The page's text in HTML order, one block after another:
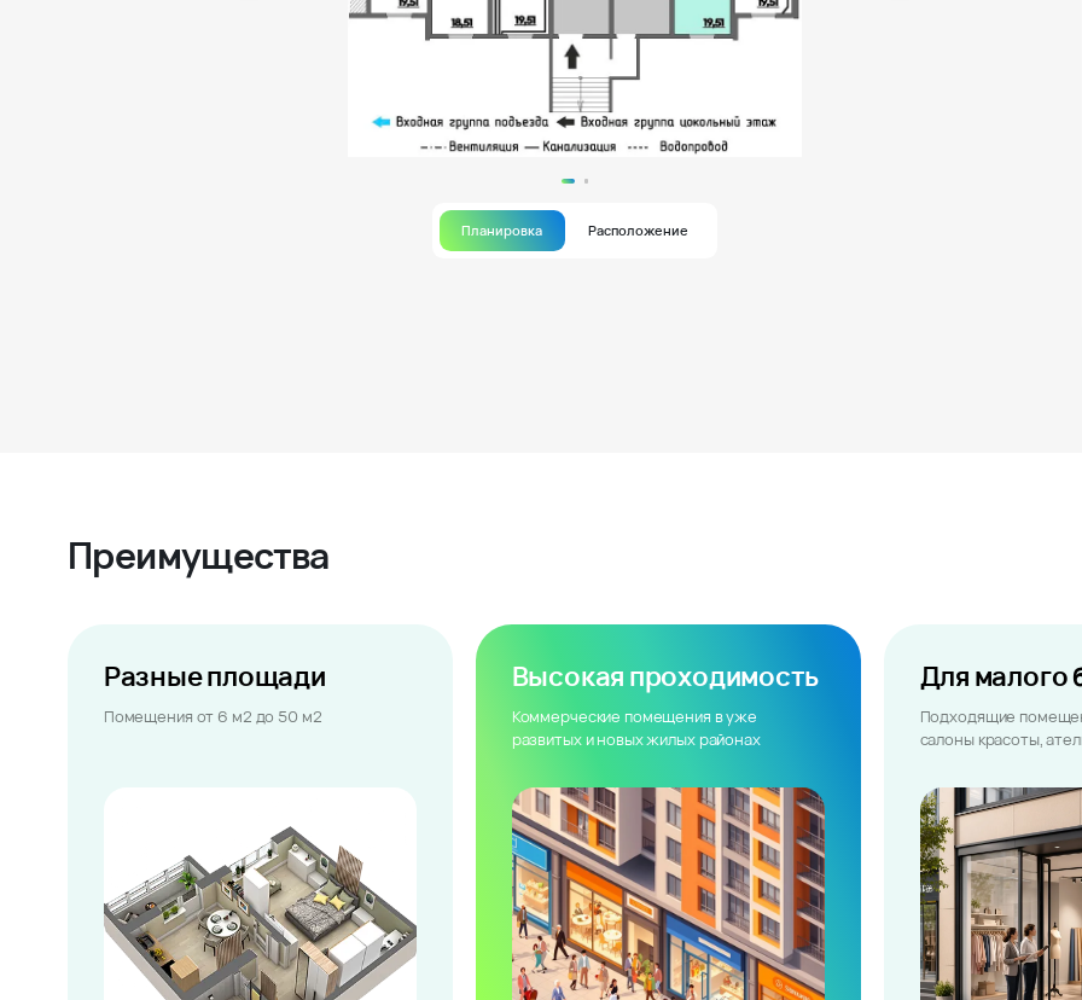
Планировка Расположение
Преимущества
Разные площади
Помещения от 6 м2 до 50 м2
Высокая проходимость
Коммерческие помещения в уже
развитых и новых жилых районах
Для малого
Подходящие
салоны красоты,